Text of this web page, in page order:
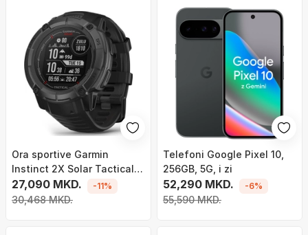
Ora sportive Garmin
Instinct 2X Solar Tactical
Edition, GPS, karikim solar,
e zezë
27,090 MKD.
30,468 MKD.
-11%
Telefoni Google Pixel 10,
256GB, 5G, i zi
52,290 MKD.
55,590 MKD.
-6%